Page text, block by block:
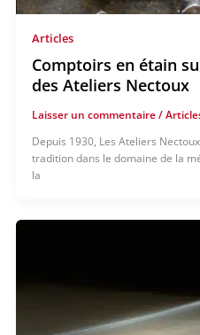
Articles
Comptoirs en étain
des Ateliers Nectoux
Laisser un commentaire/
Depuis 1930, Les Ateliers
tradition dans le domaine de la
la